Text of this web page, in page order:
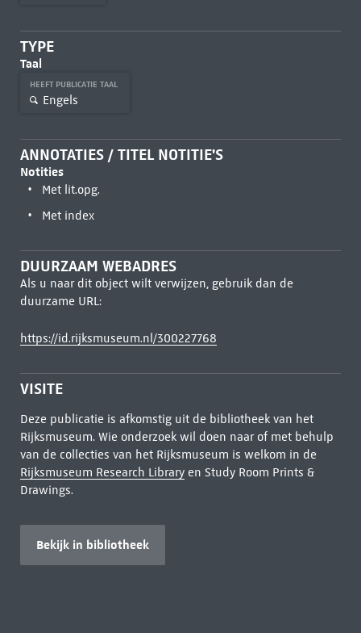
TYPE
Taal
HEEFT PUBLICATIE TAAL
Engels
ANNOTATIES / TITEL NOTITIE'S
Notities
Met lit.opg.
Met index
DUURZAAM WEBADRES
Als u naar dit object wilt verwijzen, gebruik dan de
duurzame URL:
https://id.rijksmuseum.nl/300227768
VISITE
Deze publicatie is afkomstig uit de bibliotheek van het
Rijksmuseum. Wie onderzoek wil doen naar of met behulp
van de collecties van het Rijksmuseum is welkom in de
Rijksmuseum Research Libraryen Study Room Prints &
Drawings.
Bekijk in bibliotheek